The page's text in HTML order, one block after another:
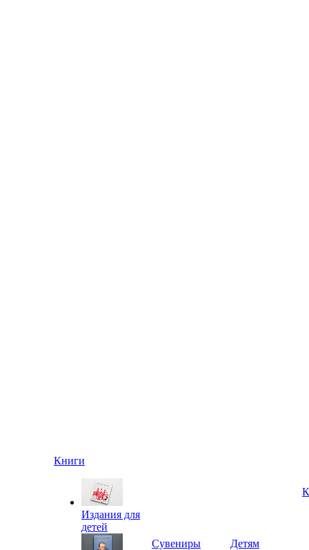
Книги
Издания для
детей
Сувениры Детям